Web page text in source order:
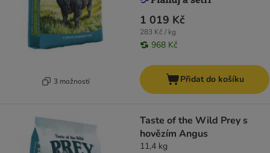
3 možností
1 019 Kč
283 Kč / kg
968 Kč
Přidat do košíku
Taste of the Wild Prey s
hovězím Angus
11,4 kg